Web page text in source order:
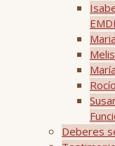
Deberes